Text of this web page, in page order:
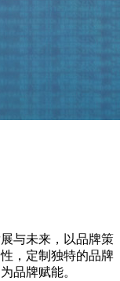
与未来，以品牌策
，定制独特的品牌
品牌赋能。